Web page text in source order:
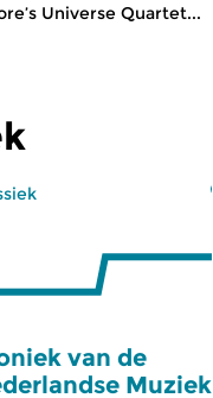
Universe Quartet...
van de
Muziek